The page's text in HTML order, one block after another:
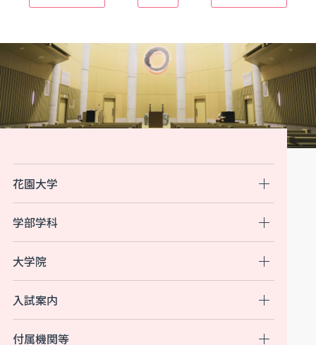
花園大学
入試案内
付属機関等
学部学科
大学院